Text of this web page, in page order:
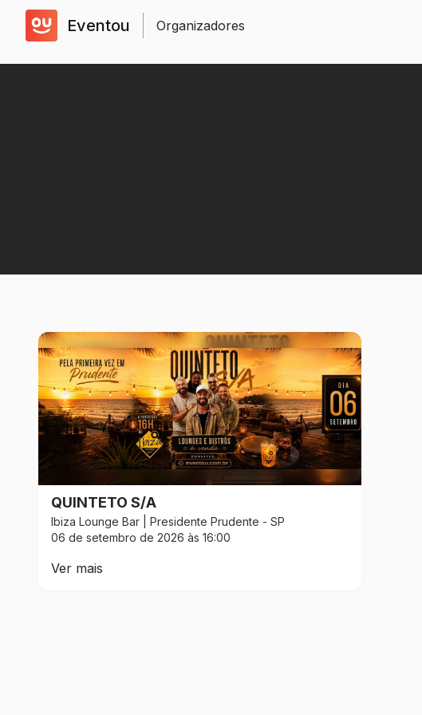
Eventou Organizadores
QUINTETO S/A
Ibiza Lounge Bar Presidente Prudente - SP
06 de setembro de 2026 às 16:00
Ver mais